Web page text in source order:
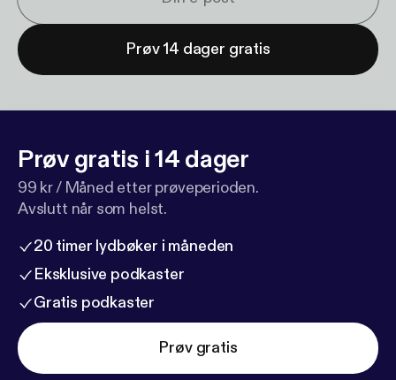
Prøv 14 dager gratis
Prøv gratis i 14 dager
99 kr / Måned etter prøveperioden.
Avslutt når som helst.
20 timer lydbøker i måneden
Eksklusive podkaster
Gratis podkaster
Prøv gratis